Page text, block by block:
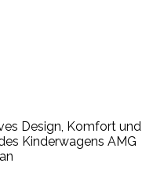
Design, Komfort und
Kinderwagens AMG